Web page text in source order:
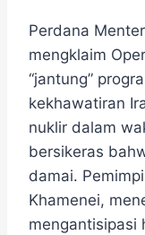
Perdana
mengklaim
“jantung”
kekhawatiran
nuklir dalam
bersikeras
damai.
Khamenei,
mengantisipasi